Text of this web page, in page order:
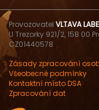
Provozovatel VLTAVA
U Trezorky 921/2, 158 00
CZ01440578
Zásady zpracování
Všeobecné podmínky
Kontaktní místo DSA
Zpracování dat